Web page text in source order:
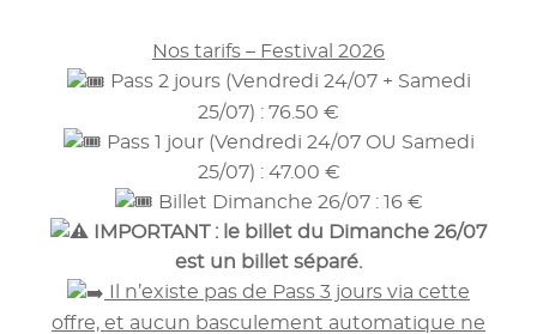
Nos tarifs – Festival 2026
Pass 2 jours (Vendredi 24/07 + Samedi
25/07) : 76.50 €
Pass 1 jour (Vendredi 24/07 OU Samedi
25/07) : 47.00 €
Billet Dimanche 26/07 : 16 €
IMPORTANT : le billet du Dimanche 26/07
est un billet séparé.
Il n’existe pas de Pass 3 jours via cette
offre, et aucun basculement automatique ne